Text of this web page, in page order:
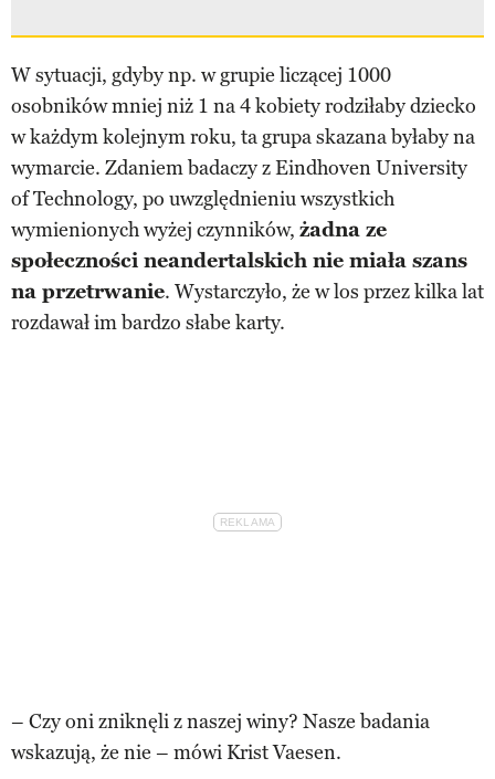
W sytuacji, gdyby np. w grupie liczącej 1000
osobników mniej niż 1 na 4 kobiety rodziłaby dziecko
w każdym kolejnym roku, ta grupa skazana byłaby na
wymarcie. Zdaniem badaczy z Eindhoven University
of Technology, po uwzględnieniu wszystkich
wymienionych wyżej czynników, żadna ze
społeczności neandertalskich nie miała szans
na przetrwanie. Wystarczyło, że w los przez kilka lat
rozdawał im bardzo słabe karty.
– Czy oni zniknęli z naszej winy? Nasze badania
wskazują, że nie – mówi Krist Vaesen.